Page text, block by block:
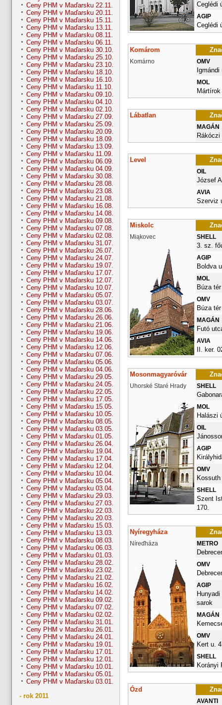
Ceny PHM v Maďarsku 22.11.
Ceny PHM v Maďarsku 20.11.
Ceny PHM v Maďarsku 15.11.
Ceny PHM v Maďarsku 13.11.
Ceny PHM v Maďarsku 08.11.
Ceny PHM v Maďarsku 06.11.
Ceny PHM v Maďarsku 30.10.
Ceny PHM v Maďarsku 25.10.
Ceny PHM v Maďarsku 23.10.
Ceny PHM v Maďarsku 18.10.
Ceny PHM v Maďarsku 16.10.
Ceny PHM v Maďarsku 11.10.
Ceny PHM v Maďarsku 09.10.
Ceny PHM v Maďarsku 04.10.
Ceny PHM v Maďarsku 02.10.
Ceny PHM v Maďarsku 27.09.
Ceny PHM v Maďarsku 25.09.
Ceny PHM v Maďarsku 20.09.
Ceny PHM v Maďarsku 18.09.
Ceny PHM v Maďarsku 13.09.
Ceny PHM v Maďarsku 11.09.
Ceny PHM v Maďarsku 06.09.
Ceny PHM v Maďarsku 04.09.
Ceny PHM v Maďarsku 30.08.
Ceny PHM v Maďarsku 28.08.
Ceny PHM v Maďarsku 23.08.
Ceny PHM v Maďarsku 21.08.
Ceny PHM v Maďarsku 16.08.
Ceny PHM v Maďarsku 14.08.
Ceny PHM v Maďarsku 09.08.
Ceny PHM v Maďarsku 07.08.
Ceny PHM v Maďarsku 02.08.
Ceny PHM v Maďarsku 31.07.
Ceny PHM v Maďarsku 26.07.
Ceny PHM v Maďarsku 24.07.
Ceny PHM v Maďarsku 19.07.
Ceny PHM v Maďarsku 17.07.
Ceny PHM v Maďarsku 12.07.
Ceny PHM v Maďarsku 10.07.
Ceny PHM v Maďarsku 05.07.
Ceny PHM v Maďarsku 03.07.
Ceny PHM v Maďarsku 28.06.
Ceny PHM v Maďarsku 26.06.
Ceny PHM v Maďarsku 21.06.
Ceny PHM v Maďarsku 19.06.
Ceny PHM v Maďarsku 14.06.
Ceny PHM v Maďarsku 12.06.
Ceny PHM v Maďarsku 07.06.
Ceny PHM v Maďarsku 05.06.
Ceny PHM v Maďarsku 04.06.
Ceny PHM v Maďarsku 29.05.
Ceny PHM v Maďarsku 24.05.
Ceny PHM v Maďarsku 22.05.
Ceny PHM v Maďarsku 17.05.
Ceny PHM v Maďarsku 15.05.
Ceny PHM v Maďarsku 10.05.
Ceny PHM v Maďarsku 08.05.
Ceny PHM v Maďarsku 03.05.
Ceny PHM v Maďarsku 01.05.
Ceny PHM v Maďarsku 26.04.
Ceny PHM v Maďarsku 19.04.
Ceny PHM v Maďarsku 17.04.
Ceny PHM v Maďarsku 12.04.
Ceny PHM v Maďarsku 10.04.
Ceny PHM v Maďarsku 05.04.
Ceny PHM v Maďarsku 03.04.
Ceny PHM v Maďarsku 29.03.
Ceny PHM v Maďarsku 27.03.
Ceny PHM v Maďarsku 22.03.
Ceny PHM v Maďarsku 20.03.
Ceny PHM v Maďarsku 15.03.
Ceny PHM v Maďarsku 13.03.
Ceny PHM v Maďarsku 08.03.
Ceny PHM v Maďarsku 06.03.
Ceny PHM v Maďarsku 01.03.
Ceny PHM v Maďarsku 28.02.
Ceny PHM v Maďarsku 23.02.
Ceny PHM v Maďarsku 21.02.
Ceny PHM v Maďarsku 16.02.
Ceny PHM v Maďarsku 14.02.
Ceny PHM v Maďarsku 09.02.
Ceny PHM v Maďarsku 07.02.
Ceny PHM v Maďarsku 02.02.
Ceny PHM v Maďarsku 31.01.
Ceny PHM v Maďarsku 26.01.
Ceny PHM v Maďarsku 24.01.
Ceny PHM v Maďarsku 19.01.
Ceny PHM v Maďarsku 17.01.
Ceny PHM v Maďarsku 12.01.
Ceny PHM v Maďarsku 10.01.
Ceny PHM v Maďarsku 05.01.
Ceny PHM v Maďarsku 03.01.
- rok 2011
Ceglédi
AGIP
Ceglédi
Komárom
Komárno OMV
Igmándi
MOL
Lábatlan
MAGÁN
Rákóczi
Level
OIL
József
AVIA
Szerviz
Miskolc
Miąkovec SHELL
3. sz.
AGIP
Boldva
MOL
Búza tér
OMV
Búza tér
MAGÁN
Futó
AVIA
II. ker.
Mosonmagyaróvár
Uhorské Staré Hrady SHELL
MOL
Halászi
OIL
AGIP
OMV
SHELL
Szent
170.
Nyíregyháza
Níreďháza METRO
OMV
AGIP
sarok
MAGÁN
OMV
Kert u.
SHELL
Korányi
Ózd
AVANTI